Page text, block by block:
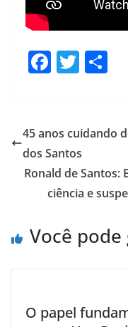
F
b
o
o
k
T
er e
45 anos cuidando
dos Santos
Ronald de Santos:
ciência e
Você
O papel